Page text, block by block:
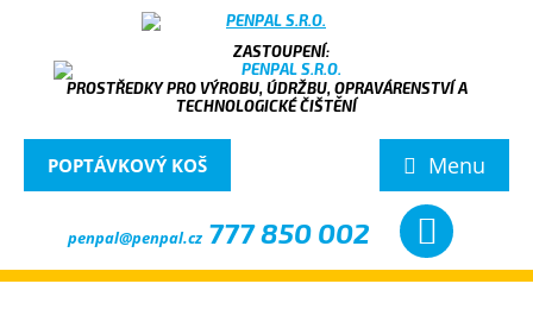
PROSTŘEDKY PRO VÝROBU, ÚDRŽBU, OPRAVÁRENSTVÍ A
TECHNOLOGICKÉ ČIŠTĚNÍ
Menu
POPTÁVKOVÝ KOŠ
penpal@penpal.cz 777 850 002